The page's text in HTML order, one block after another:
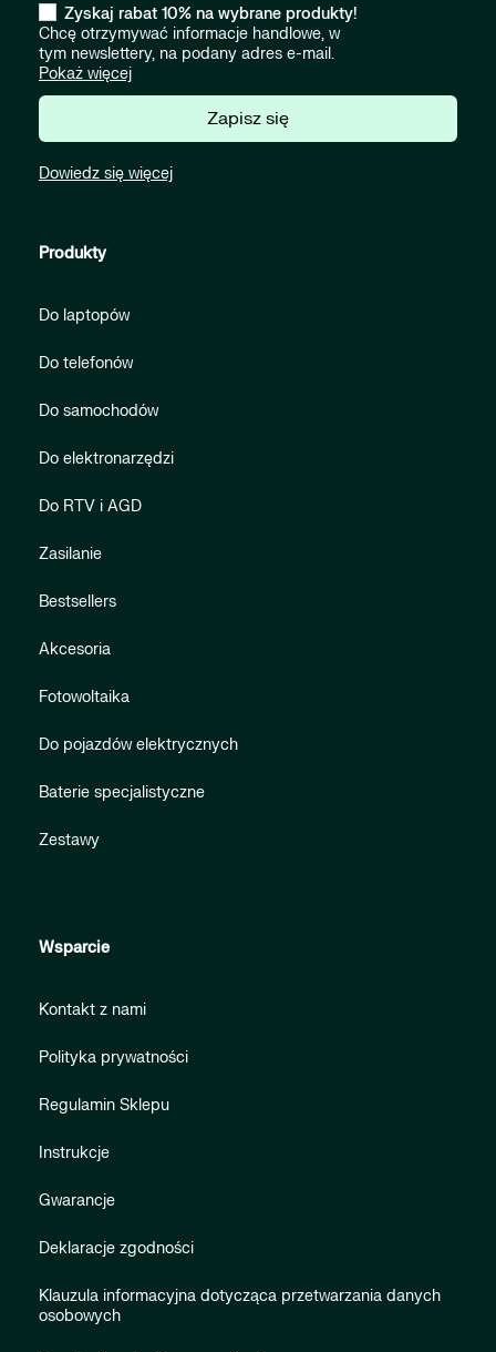
Zyskaj rabat 10% na wybrane produkty!
Chcę otrzymywać informacje handlowe, w
tym newslettery, na podany adres e-mail.
Pokaż więcej
Zapisz się
Dowiedz się więcej
Produkty
Do laptopów
Do telefonów
Do samochodów
Do elektronarzędzi
Do RTV i AGD
Zasilanie
Bestsellers
Akcesoria
Fotowoltaika
Do pojazdów elektrycznych
Baterie specjalistyczne
Zestawy
Wsparcie
Kontakt z nami
Polityka prywatności
Regulamin Sklepu
Instrukcje
Gwarancje
Deklaracje zgodności
Klauzula informacyjna dotycząca przetwarzania danych
osobowych